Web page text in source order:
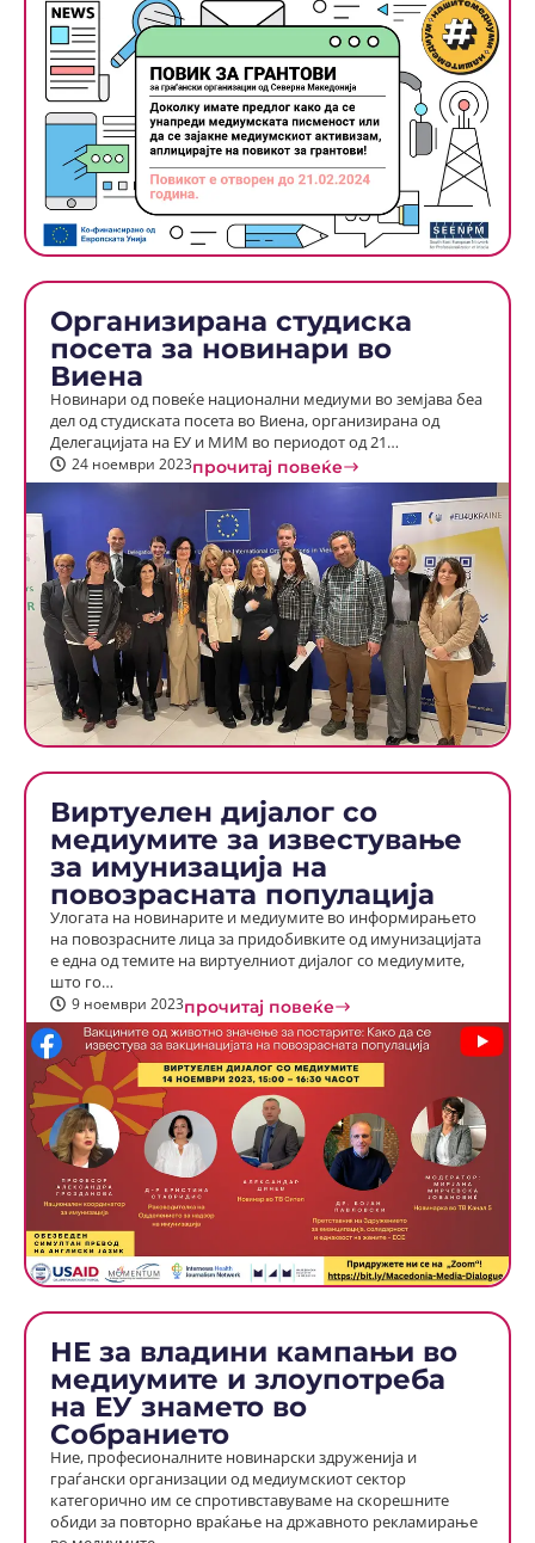
Организирана студиска
посета за новинари во
Виена
Новинари од повеќе национални медиуми во земјава беа
дел од студиската посета во Виена, организирана од
Делегацијата на ЕУ и МИМ во периодот од 21…
24 ноември 2023прочитај повеќе
Виртуелен дијалог со
медиумите за известување
за имунизација на
повозрасната популација
Улогата на новинарите и медиумите во информирањето
на повозрасните лица за придобивките од имунизацијата
е една од темите на виртуелниот дијалог со медиумите,
што го…
9 ноември 2023прочитај повеќе
НЕ за владини кампањи во
медиумите и злоупотреба
на ЕУ знамето во
Собранието
Ние, професионалните новинарски здруженија и
граѓански организации од медиумскиот сектор
категорично им се спротивставуваме на скорешните
обиди за повторно враќање на државното рекламирање